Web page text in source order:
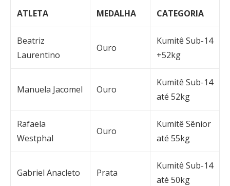
ATLETA MEDALHA CATEGORIA
Beatriz
Laurentino
Ouro
Kumitê Sub-14
+52kg
Manuela Jacomel Ouro
Kumitê Sub-14
até 52kg
Rafaela
Westphal
Ouro
Kumitê Sênior
até 55kg
Gabriel Anacleto Prata
Kumitê Sub-14
até 50kg